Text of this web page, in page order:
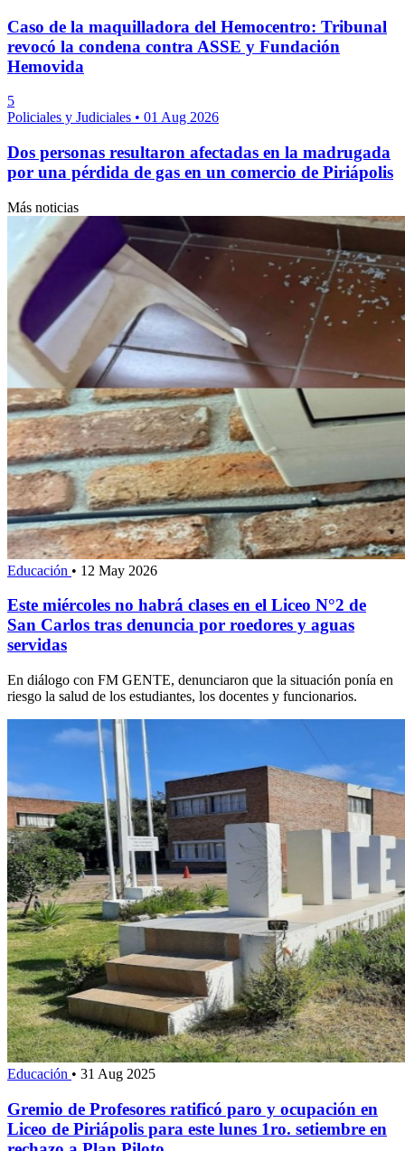
Caso de la maquilladora del Hemocentro: Tribunal
revocó la condena contra ASSE y Fundación
Hemovida
5
Policiales y Judiciales • 01 Aug 2026
Dos personas resultaron afectadas en la madrugada
por una pérdida de gas en un comercio de Piriápolis
Más noticias
Educación • 12 May 2026
Este miércoles no habrá clases en el Liceo N°2 de
San Carlos tras denuncia por roedores y aguas
servidas
En diálogo con FM GENTE, denunciaron que la situación ponía en
riesgo la salud de los estudiantes, los docentes y funcionarios.
Educación • 31 Aug 2025
Gremio de Profesores ratificó paro y ocupación en
Liceo de Piriápolis para este lunes 1ro. setiembre en